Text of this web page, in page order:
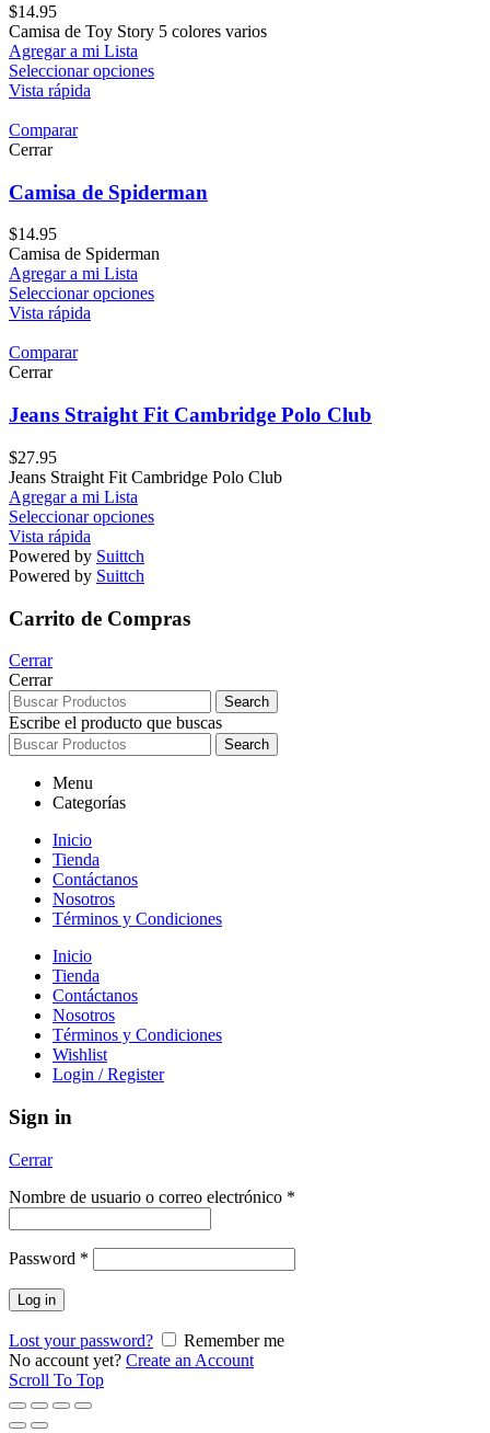
$14.95
Camisa de Toy Story 5 colores varios
Agregar a mi Lista
Seleccionar opciones
Vista rápida
Comparar
Cerrar
Camisa de Spiderman
$14.95
Camisa de Spiderman
Agregar a mi Lista
Seleccionar opciones
Vista rápida
Comparar
Cerrar
Jeans Straight Fit Cambridge Polo Club
$27.95
Jeans Straight Fit Cambridge Polo Club
Agregar a mi Lista
Seleccionar opciones
Vista rápida
Powered by Suittch
Powered by Suittch
Carrito de Compras
Cerrar
Cerrar
Search
Escribe el producto que buscas
Search
Menu
Categorías
Inicio
Tienda
Contáctanos
Nosotros
Términos y Condiciones
Inicio
Tienda
Contáctanos
Nosotros
Términos y Condiciones
Wishlist
Login / Register
Sign in
Cerrar
Nombre de usuario o correo electrónico *
Password *
Log in
Lost your password?
Remember me
No account yet? Create an Account
Scroll To Top